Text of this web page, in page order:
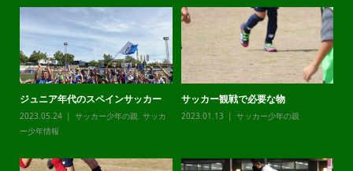
ジュニア年代のスペインサッカー
2023.05.24 サッカー少年の親, サッカ
ー少年情報
サッカー観戦で必要な物
2023.01.13 サッカー少年の親